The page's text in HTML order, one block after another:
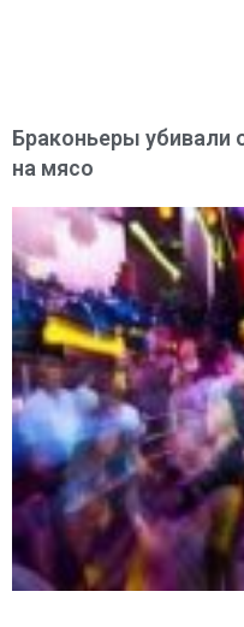
Браконьеры убивали
на мясо